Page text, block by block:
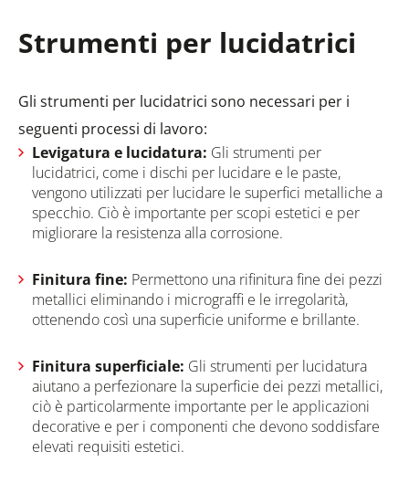
Strumenti per lucidatrici
Gli strumenti per lucidatrici sono necessari per i
seguenti processi di lavoro:
Levigatura e lucidatura: Gli strumenti per
lucidatrici, come i dischi per lucidare e le paste,
vengono utilizzati per lucidare le superfici metalliche a
specchio. Ciò è importante per scopi estetici e per
migliorare la resistenza alla corrosione.
Finitura fine: Permettono una rifinitura fine dei pezzi
metallici eliminando i micrograffi e le irregolarità,
ottenendo così una superficie uniforme e brillante.
Finitura superficiale: Gli strumenti per lucidatura
aiutano a perfezionare la superficie dei pezzi metallici,
ciò è particolarmente importante per le applicazioni
decorative e per i componenti che devono soddisfare
elevati requisiti estetici.